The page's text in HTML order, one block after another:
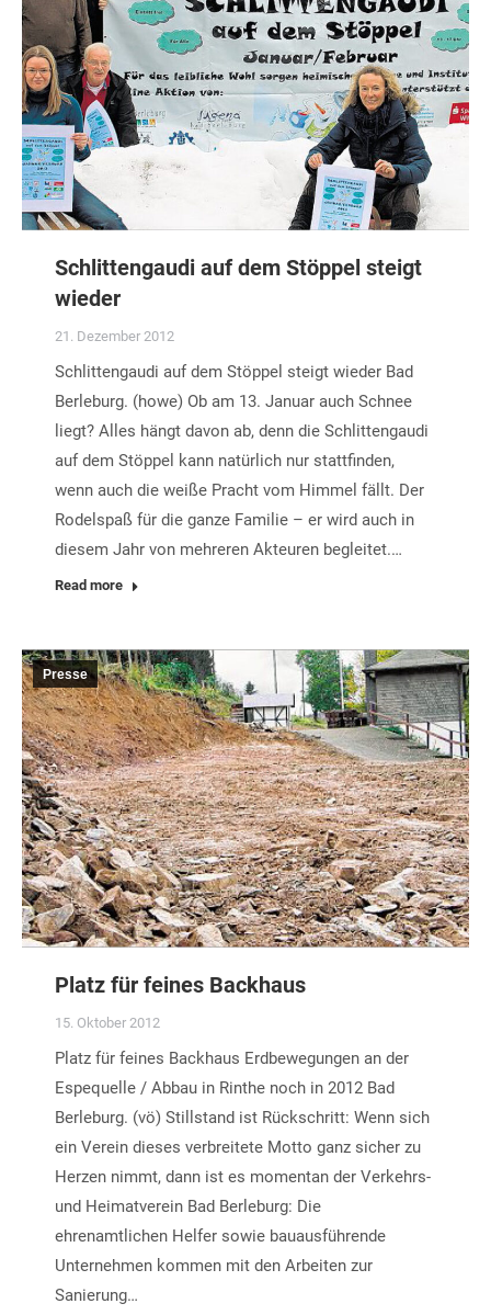
Schlittengaudi auf dem Stöppel steigt
wieder
21. Dezember 2012
Schlittengaudi auf dem Stöppel steigt wieder Bad
Berleburg. (howe) Ob am 13. Januar auch Schnee
liegt? Alles hängt davon ab, denn die Schlittengaudi
auf dem Stöppel kann natürlich nur stattfinden,
wenn auch die weiße Pracht vom Himmel fällt. Der
Rodelspaß für die ganze Familie – er wird auch in
diesem Jahr von mehreren Akteuren begleitet.…
Read more
Presse
Platz für feines Backhaus
15. Oktober 2012
Platz für feines Backhaus Erdbewegungen an der
Espequelle / Abbau in Rinthe noch in 2012 Bad
Berleburg. (vö) Stillstand ist Rückschritt: Wenn sich
ein Verein dieses verbreitete Motto ganz sicher zu
Herzen nimmt, dann ist es momentan der Verkehrs-
und Heimatverein Bad Berleburg: Die
ehrenamtlichen Helfer sowie bauausführende
Unternehmen kommen mit den Arbeiten zur
Sanierung…